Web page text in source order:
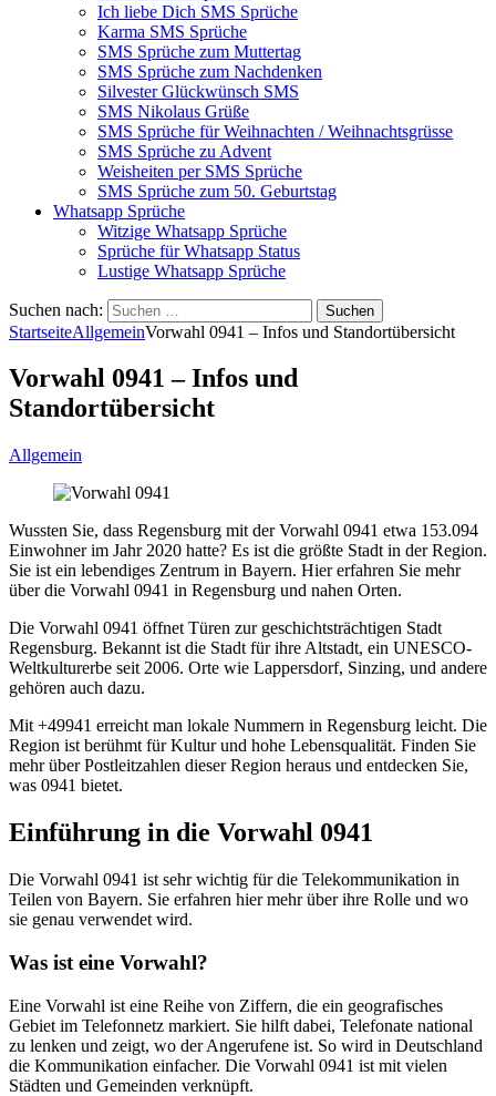
Ich liebe Dich SMS Sprüche
Karma SMS Sprüche
SMS Sprüche zum Muttertag
SMS Sprüche zum Nachdenken
Silvester Glückwünsch SMS
SMS Nikolaus Grüße
SMS Sprüche für Weihnachten / Weihnachtsgrüsse
SMS Sprüche zu Advent
Weisheiten per SMS Sprüche
SMS Sprüche zum 50. Geburtstag
Whatsapp Sprüche
Witzige Whatsapp Sprüche
Sprüche für Whatsapp Status
Lustige Whatsapp Sprüche
Suchen nach:
StartseiteAllgemeinVorwahl 0941 – Infos und Standortübersicht
Vorwahl 0941 – Infos und
Standortübersicht
Allgemein
Wussten Sie, dass Regensburg mit der Vorwahl 0941 etwa 153.094
Einwohner im Jahr 2020 hatte? Es ist die größte Stadt in der Region.
Sie ist ein lebendiges Zentrum in Bayern. Hier erfahren Sie mehr
über die Vorwahl 0941 in Regensburg und nahen Orten.
Die Vorwahl 0941 öffnet Türen zur geschichtsträchtigen Stadt
Regensburg. Bekannt ist die Stadt für ihre Altstadt, ein UNESCO-
Weltkulturerbe seit 2006. Orte wie Lappersdorf, Sinzing, und andere
gehören auch dazu.
Mit +49941 erreicht man lokale Nummern in Regensburg leicht. Die
Region ist berühmt für Kultur und hohe Lebensqualität. Finden Sie
mehr über Postleitzahlen dieser Region heraus und entdecken Sie,
was 0941 bietet.
Einführung in die Vorwahl 0941
Die Vorwahl 0941 ist sehr wichtig für die Telekommunikation in
Teilen von Bayern. Sie erfahren hier mehr über ihre Rolle und wo
sie genau verwendet wird.
Was ist eine Vorwahl?
Eine Vorwahl ist eine Reihe von Ziffern, die ein geografisches
Gebiet im Telefonnetz markiert. Sie hilft dabei, Telefonate national
zu lenken und zeigt, wo der Angerufene ist. So wird in Deutschland
die Kommunikation einfacher. Die Vorwahl 0941 ist mit vielen
Städten und Gemeinden verknüpft.